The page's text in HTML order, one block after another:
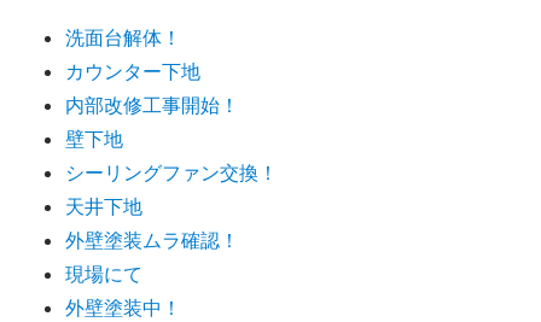
洗面台解体！
カウンター下地
内部改修工事開始！
壁下地
シーリングファン交換！
天井下地
外壁塗装ムラ確認！
現場にて
外壁塗装中！